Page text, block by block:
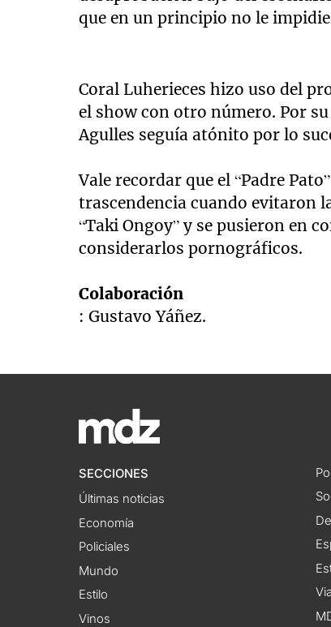
que en un principio no le
Coral Luherieces hizo uso del
el show con otro número. Por
Agulles seguía atónito por lo
Vale recordar que el “Padre
trascendencia cuando evitaron
“Taki Ongoy” y se pusieron en
considerarlos pornográficos.
Colaboración
: Gustavo Yáñez.
SECCIONES
Últimas noticias
Economía
Policiales
Mundo
Estilo
Vinos